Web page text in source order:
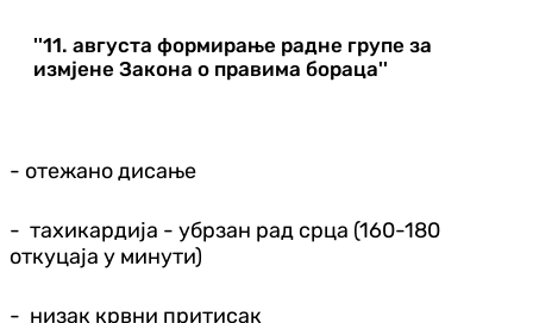
''11. августа формирање радне групе за
измјене Закона о правима бораца''
- отежано дисање
- тахикардија - убрзан рад срца (160-180
откуцаја у минути)
- низак крвни притисак